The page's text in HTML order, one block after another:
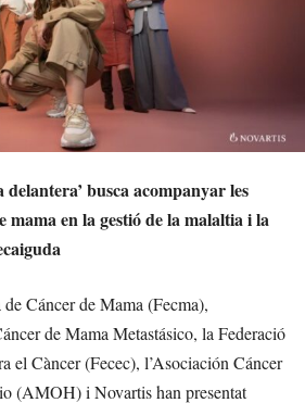
busca acompanyar les
mama en la gestió de la malaltia i la
Cáncer de Mama (Fecma),
de Mama Metastásico, la Federació
el Càncer (Fecec), l’Asociación Cáncer
(AMOH) i Novartis han presentat